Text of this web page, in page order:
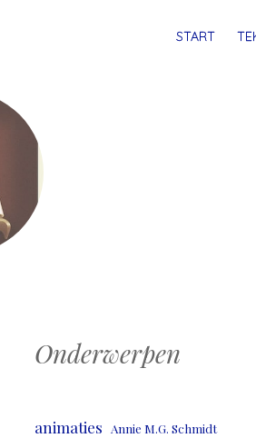
MENU
SPRINGSTART
Onderwerpen
animaties Annie M.G. Schmidt